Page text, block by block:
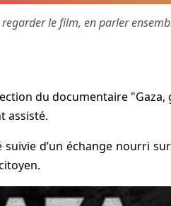
le film, en parler
du documentaire "Gaza,
assisté.
suivie d’un échange nourri